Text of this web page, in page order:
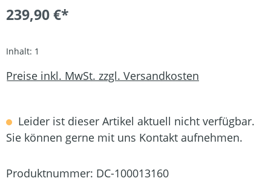
239,90 €*
Inhalt: 1
Preise inkl. MwSt. zzgl. Versandkosten
Leider ist dieser Artikel aktuell nicht verfügbar.
Sie können gerne mit uns Kontakt aufnehmen.
Produktnummer: DC-100013160